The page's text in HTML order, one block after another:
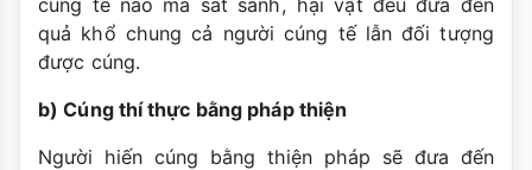
cúng tế nào mà sát sanh, hại vật đều đưa đến
quả khổ chung cả người cúng tế lẫn đối tượng
được cúng.
b) Cúng thí thực bằng pháp thiện
Người hiến cúng bằng thiện pháp sẽ đưa đến